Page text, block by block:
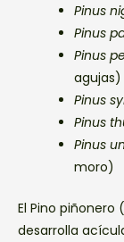
Pinus
Pinus
Pinus
agujas)
Pinus
Pinus
Pinus
moro)
El Pino
desarrolla